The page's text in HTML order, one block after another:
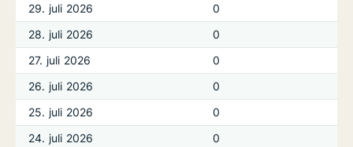
29. juli 2026
0
28. juli 2026
0
27. juli 2026
0
26. juli 2026
0
25. juli 2026
0
24. juli 2026
0